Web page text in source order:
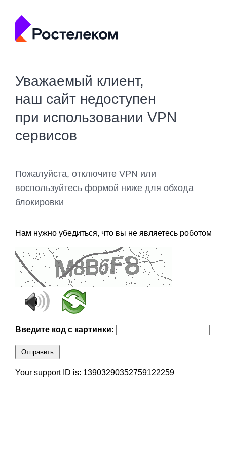
Уважаемый клиент,
наш сайт недоступен
при использовании VPN
сервисов
Пожалуйста, отключите VPN или
воспользуйтесь формой ниже для обхода
блокировки
Нам нужно убедиться, что вы не являетесь роботом
Введите код с картинки:
Отправить
Your support ID is: 13903290352759122259